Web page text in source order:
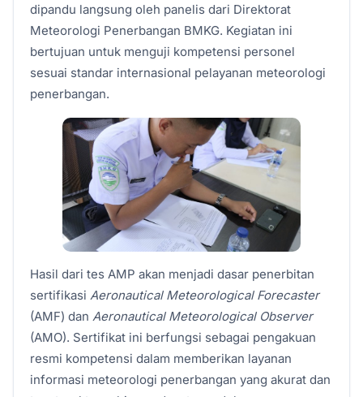
dipandu langsung oleh panelis dari Direktorat
Meteorologi Penerbangan BMKG. Kegiatan ini
bertujuan untuk menguji kompetensi personel
sesuai standar internasional pelayanan meteorologi
penerbangan.
Hasil dari tes AMP akan menjadi dasar penerbitan
sertifikasi Aeronautical Meteorological Forecaster
(AMF) dan Aeronautical Meteorological Observer
(AMO). Sertifikat ini berfungsi sebagai pengakuan
resmi kompetensi dalam memberikan layanan
informasi meteorologi penerbangan yang akurat dan